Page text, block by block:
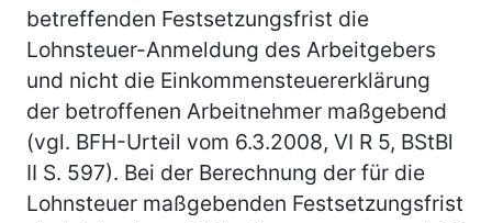
betreffenden Festsetzungsfrist die
Lohnsteuer-Anmeldung des Arbeitgebers
und nicht die Einkommensteuererklärung
der betroffenen Arbeitnehmer maßgebend
(vgl. BFH-Urteil vom 6.3.2008, VI R 5, BStBl
II S. 597). Bei der Berechnung der für die
Lohnsteuer maßgebenden Festsetzungsfrist